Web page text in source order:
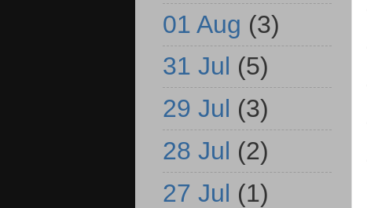
01 Aug (3)
31 Jul (5)
29 Jul (3)
28 Jul (2)
27 Jul (1)